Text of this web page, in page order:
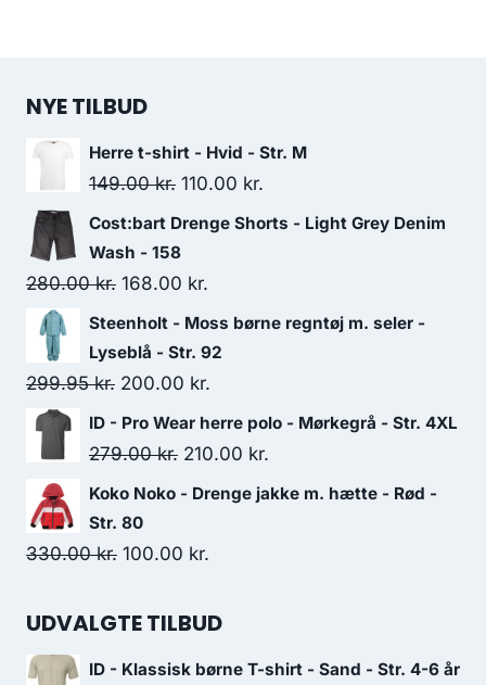
NYE TILBUD
Herre t-shirt - Hvid - Str. M
149.00kr. Original
price
149.00 kr..
110.00 kr.
price
Cost:bart Drenge Shorts - Light Grey Denim
Wash - 158
280.00kr. Original
price
was:
280.00 kr..
168.00 kr.
price
is:
Steenholt - Moss børne regntøj m. seler -
Lyseblå - Str. 92
299.95kr. Original
price
was:
200.00 kr.
price
is:
ID - Pro Wear herre polo - Mørkegrå - Str. 4XL
279.00kr. Original
price
279.00 kr..
210.00 kr.
price
Koko Noko - Drenge jakke m. hætte - Rød -
Str. 80
330.00kr. Original
was:
100.00 kr.
is:
UDVALGTE TILBUD
ID - Klassisk børne T-shirt - Sand - Str. 4-6 år